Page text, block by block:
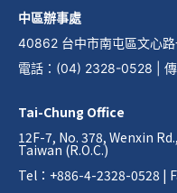
中區辦事處
40862 台中市南屯區文心
電話 ： (04) 2328-0528
Tai-Chung Office
12F-7, No. 378, Wenxin
Taiwan (R.O.C.)
Tel：+886-4-2328-0528 |